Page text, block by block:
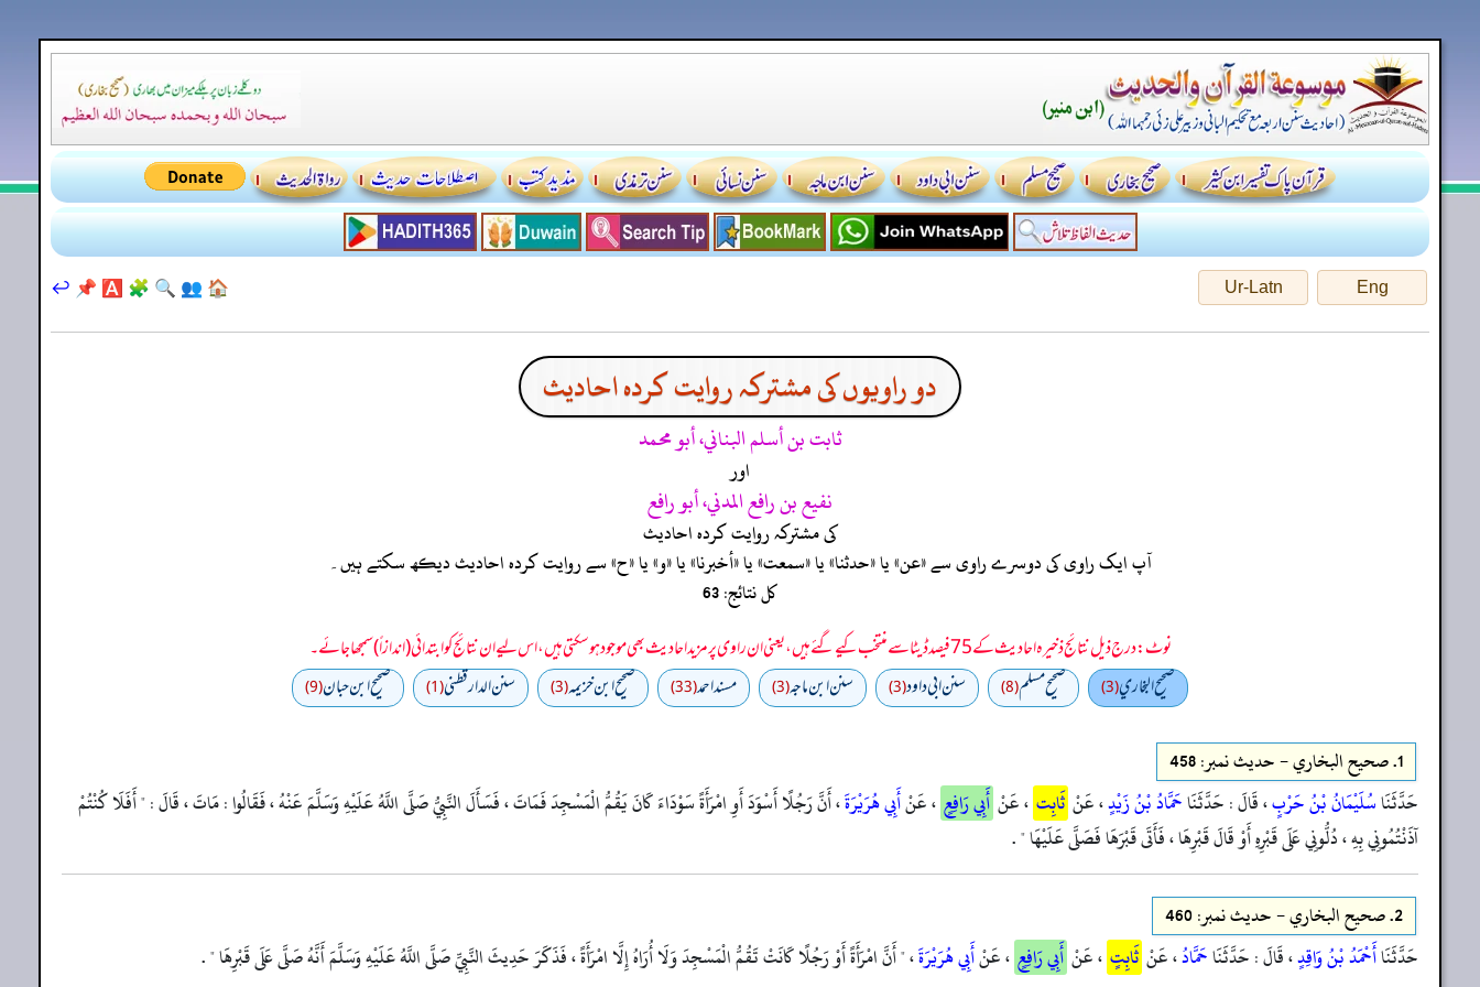
Eng
Ur-Latn
🏠
👥
🔍
🧩
🅰️
📌
↩️
دو راویوں کی مشترکہ روایت کردہ احادیث
ثابت بن أسلم البناني، أبو محمد
اور
نفيع بن رافع المدني، أبو رافع
کی مشترکہ روایت کردہ احادیث
آپ ایک راوی کی دوسرے راوی سے «عن» یا «حدثنا» یا «سمعت» یا «أخبرنا» یا «و» یا «ح» سے روایت کردہ احادیث دیکھ سکتے ہیں۔
کل نتائج: 63
نوٹ: درج ذیل نتائج ذخیرہ احادیث کے 75 فیصد ڈیٹا سے منتخب کیے گئے ہیں، یعنی ان راوی پر مزید احادیث بھی موجود ہو سکتی ہیں، اس لیے ان نتائج کو ابتدائی (اندازاً) سمجھا جائے۔
صحيح البخاري(3) صحيح مسلم(8) سنن ابي داود(3) سنن ابن ماجه(3) مسند احمد(33) صحيح ابن خزيمه(3) سنن الدارقطني(1) صحیح ابن حبان(9)
1. صحيح البخاري - حدیث نمبر: 458
حَدَّثَنَاسُلَيْمَانُ بْنُ حَرْبٍ، قَالَ : حَدَّثَنَاحَمَّادُ بْنُ زَيْدٍ، عَنْ ثَابِت ، عَنْ أَبِي رَافِعٍ ، عَنْأَبِي هُرَيْرَةَ، أَنَّ رَجُلًا أَسْوَدَ أَوِ امْرَأَةً سَوْدَاءَ كَانَ يَقُمُّ الْمَسْجِدَ فَمَاتَ ، فَسَأَلَ النَّبِيُّ صَلَّى اللَّهُ عَلَيْهِ وَسَلَّمَ عَنْهُ ، فَقَالُوا : مَاتَ ، قَالَ : " أَفَلَا كُنْتُمْ
آذَنْتُمُونِي بِهِ ، دُلُّونِي عَلَى قَبْرِهِ أَوْ قَالَ قَبْرِهَا ، فَأَتَى قَبْرَهَا فَصَلَّى عَلَيْهَا " .
2. صحيح البخاري - حدیث نمبر: 460
حَدَّثَنَاأَحْمَدُ بْنُ وَاقِدٍ، قَالَ : حَدَّثَنَاحَمَّادُ، عَنْ ثَابِتٍ ، عَنْ أَبِي رَافِعٍ ، عَنْأَبِي هُرَيْرَةَ، " أَنَّ امْرَأَةً أَوْ رَجُلًا كَانَتْ تَقُمُّ الْمَسْجِدَ وَلَا أُرَاهُ إِلَّا امْرَأَةً ، فَذَكَرَ حَدِيثَ النَّبِيِّ صَلَّى اللَّهُ عَلَيْهِ وَسَلَّمَ أَنَّهُ صَلَّى عَلَى قَبْرِهَا " .